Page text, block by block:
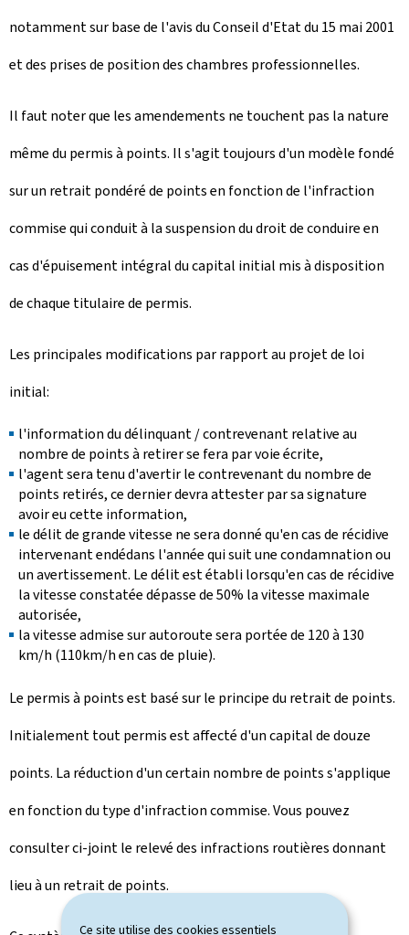
Ce site utilise des cookies essentiels
notamment sur base de l'avis du Conseil d'Etat du 15 mai 2001
et des prises de position des chambres professionnelles.
Il faut noter que les amendements ne touchent pas la nature
même du permis à points. Il s'agit toujours d'un modèle fondé
sur un retrait pondéré de points en fonction de l'infraction
commise qui conduit à la suspension du droit de conduire en
cas d'épuisement intégral du capital initial mis à disposition
de chaque titulaire de permis.
Les principales modifications par rapport au projet de loi
initial:
l'information du délinquant / contrevenant relative au
nombre de points à retirer se fera par voie écrite,
l'agent sera tenu d'avertir le contrevenant du nombre de
points retirés, ce dernier devra attester par sa signature
avoir eu cette information,
le délit de grande vitesse ne sera donné qu'en cas de récidive
intervenant endédans l'année qui suit une condamnation ou
un avertissement. Le délit est établi lorsqu'en cas de récidive
la vitesse constatée dépasse de 50% la vitesse maximale
autorisée,
la vitesse admise sur autoroute sera portée de 120 à 130
km/h (110km/h en cas de pluie).
Le permis à points est basé sur le principe du retrait de points.
Initialement tout permis est affecté d'un capital de douze
points. La réduction d'un certain nombre de points s'applique
en fonction du type d'infraction commise. Vous pouvez
consulter ci-joint le relevé des infractions routières donnant
lieu à un retrait de points.